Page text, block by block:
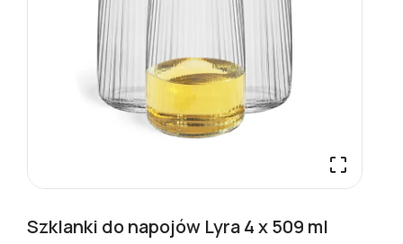

Szklanki do napojów Lyra 4 x 509 ml